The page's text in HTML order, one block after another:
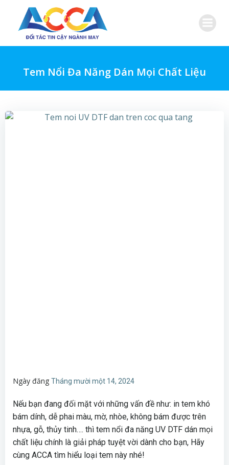
Tem Nổi Đa Năng Dán Mọi Chất Liệu
Ngày đăng Tháng mười một 14, 2024
Nếu bạn đang đối mặt với những vấn đề như: in tem khó
bám dính, dễ phai màu, mờ, nhòe, không bám được trên
nhựa, gỗ, thủy tinh…. thì tem nổi đa năng UV DTF dán mọi
chất liệu chính là giải pháp tuyệt vời dành cho bạn, Hãy
cùng ACCA tìm hiểu loại tem này nhé!